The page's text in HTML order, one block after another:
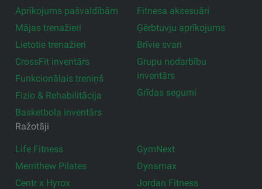
Aprīkojums pašvaldībām
Mājas trenažieri
Lietotie trenažieri
CrossFit inventārs
Funkcionālais treniņš
Fizio & Rehabilitācija
Basketbola inventārs
Fitnesa aksesuāri
Ģērbtuvju aprīkojums
Brīvie svari
Grupu nodarbību
inventārs
Grīdas segumi
Ražotāji
Life Fitness
Merrithew Pilates
Centr x Hyrox
GymNext
Dynamax
Jordan Fitness